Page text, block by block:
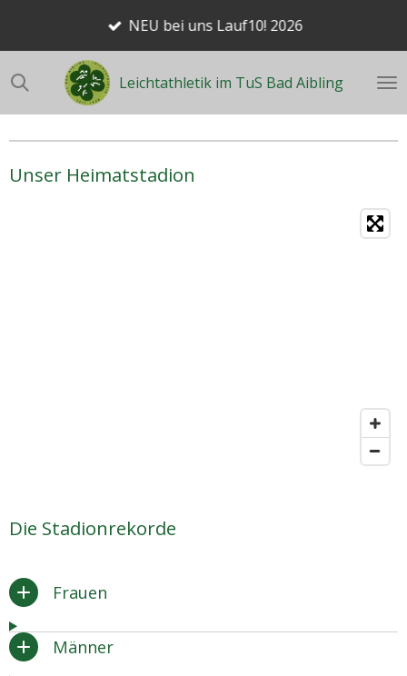
Leichtathletik im TuS Bad Aibling
NEU bei uns Lauf10! 2026
Unser Heimatstadion
Die Stadionrekorde
Frauen
Männer